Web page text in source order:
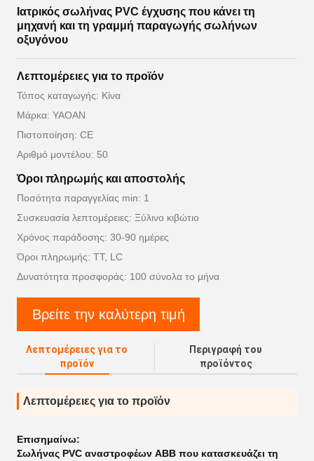
Ιατρικός σωλήνας PVC έγχυσης που κάνει τη
μηχανή και τη γραμμή παραγωγής σωλήνων
οξυγόνου
Λεπτομέρειες για το προϊόν
Τόπος καταγωγής: Κίνα
Μάρκα: YAOAN
Πιστοποίηση: CE
Αριθμό μοντέλου: 50
Όροι πληρωμής και αποστολής
Ποσότητα παραγγελίας min: 1
Συσκευασία λεπτομέρειες: Ξύλινο κιβώτιο
Χρόνος παράδοσης: 30-90 ημέρες
Όροι πληρωμής: TT, LC
Δυνατότητα προσφοράς: 100 σύνολα το μήνα
Βρείτε την καλύτερη τιμή
Λεπτομέρειες για το
προϊόν
Περιγραφή του
προϊόντος
Λεπτομέρειες για το προϊόν
Επισημαίνω:
Σωλήνας PVC αναστροφέων ABB που κατασκευάζει τη